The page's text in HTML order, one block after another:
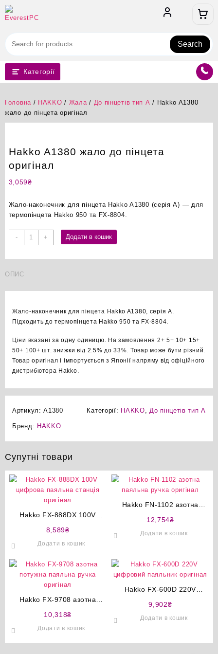
Перейти
до
Search
Категорії
Головна / HAKKO / Жала / До пінцетів тип А / Hakko A1380
жало до пінцета оригінал
Hakko A1380 жало до пінцета
оригінал
3,059₴
Жало-наконечник для пінцета Hakko A1380 (серія A) — для
термопінцета Hakko 950 та FX-8804.
-
Hakko
A1380
пінцета
+ Додати в кошик
ОПИС
Жало-наконечник для пінцета Hakko A1380, серія A.
Підходить до термопінцета Hakko 950 та FX-8804.
Ціни вказані за одну одиницю. На замовлення 2+ 5+ 10+ 15+
50+ 100+ шт. знижки від 2.5% до 33%. Товар може бути різний.
Товар оригінал і імпортується з Японії напряму від офіційного
дистрибютора Hakko.
Артикул:A1380 Категорії: HAKKO До пінцетів тип А
Бренд: HAKKO
Супутні товари
Hakko FX-888DX 100V
оригінал
8,589₴
Додати в кошик
Hakko FN-1102 азотна
12,754₴
Додати в кошик
Hakko FX-9708 азотна
оригінал
10,318₴
Додати в кошик
Hakko FX-600D 220V
оригінал
9,902₴
Додати в кошик